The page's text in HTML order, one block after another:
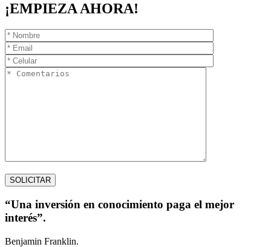
¡EMPIEZA AHORA!
“Una inversión en conocimiento paga el mejor
interés”.
Benjamin Franklin.